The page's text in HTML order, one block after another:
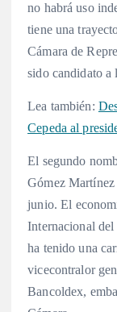
no habrá uso
tiene una
Cámara de
sido candidato a
Lea también:
Cepeda al
El segundo
Gómez
junio. El
Internacional
ha tenido una
vicecontralor
Bancoldex,